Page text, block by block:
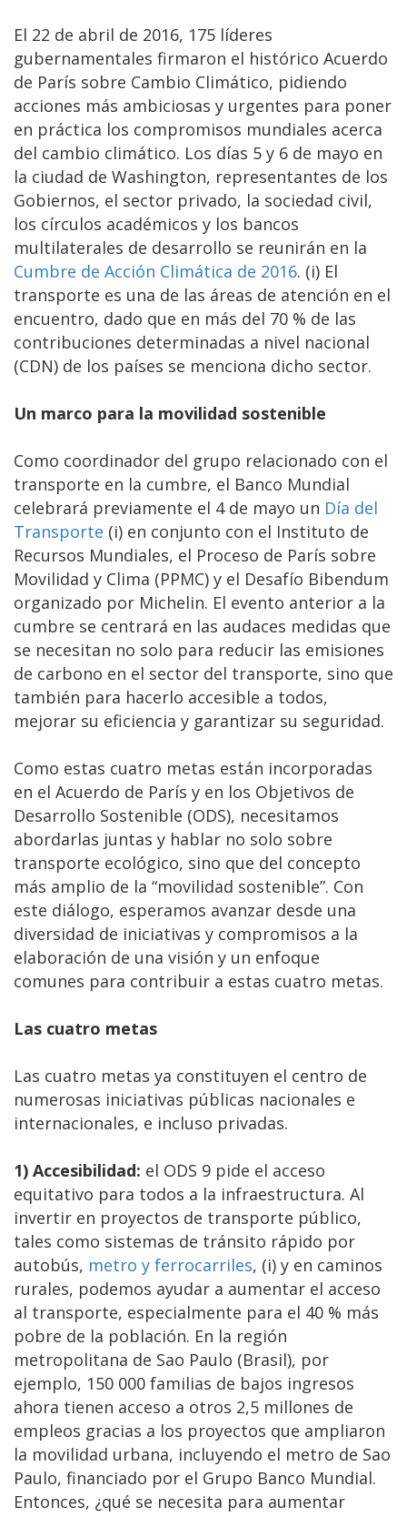
El 22 de abril de 2016, 175 líderes
gubernamentales firmaron el histórico Acuerdo
de París sobre Cambio Climático, pidiendo
acciones más ambiciosas y urgentes para poner
en práctica los compromisos mundiales acerca
del cambio climático. Los días 5 y 6 de mayo en
la ciudad de Washington, representantes de los
Gobiernos, el sector privado, la sociedad civil,
los círculos académicos y los bancos
multilaterales de desarrollo se reunirán en la
Cumbre de Acción Climática de 2016. (i) El
transporte es una de las áreas de atención en el
encuentro, dado que en más del 70 % de las
contribuciones determinadas a nivel nacional
(CDN) de los países se menciona dicho sector.
Un marco para la movilidad sostenible
Como coordinador del grupo relacionado con el
transporte en la cumbre, el Banco Mundial
celebrará previamente el 4 de mayo un Día del
Transporte (i) en conjunto con el Instituto de
Recursos Mundiales, el Proceso de París sobre
Movilidad y Clima (PPMC) y el Desafío Bibendum
organizado por Michelin. El evento anterior a la
cumbre se centrará en las audaces medidas que
se necesitan no solo para reducir las emisiones
de carbono en el sector del transporte, sino que
también para hacerlo accesible a todos,
mejorar su eficiencia y garantizar su seguridad.
Como estas cuatro metas están incorporadas
en el Acuerdo de París y en los Objetivos de
Desarrollo Sostenible (ODS), necesitamos
abordarlas juntas y hablar no solo sobre
transporte ecológico, sino que del concepto
más amplio de la “movilidad sostenible”. Con
este diálogo, esperamos avanzar desde una
diversidad de iniciativas y compromisos a la
elaboración de una visión y un enfoque
comunes para contribuir a estas cuatro metas.
Las cuatro metas
Las cuatro metas ya constituyen el centro de
numerosas iniciativas públicas nacionales e
internacionales, e incluso privadas.
1) Accesibilidad: el ODS 9 pide el acceso
equitativo para todos a la infraestructura. Al
invertir en proyectos de transporte público,
tales como sistemas de tránsito rápido por
autobús, metro y ferrocarriles, (i) y en caminos
rurales, podemos ayudar a aumentar el acceso
al transporte, especialmente para el 40 % más
pobre de la población. En la región
metropolitana de Sao Paulo (Brasil), por
ejemplo, 150 000 familias de bajos ingresos
ahora tienen acceso a otros 2,5 millones de
empleos gracias a los proyectos que ampliaron
la movilidad urbana, incluyendo el metro de Sao
Paulo, financiado por el Grupo Banco Mundial.
Entonces, ¿qué se necesita para aumentar